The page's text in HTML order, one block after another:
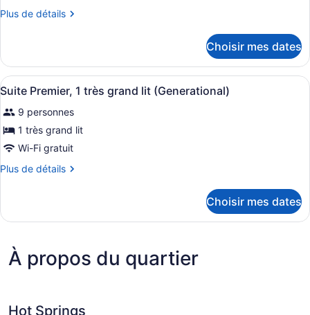
de
Plusieurs
lits
(Generational)
Plus de détails
Plus
Suite,
Plusieurs
lits
Choisir mes dates
Afficher
toutes
les
photos
pour
ce
type
chambre :
Suite
lit
Un lit bien fait, avec du linge de
11
Suite Premier, 1 très grand lit (Generational)
9 personnes
1 très grand lit
Wi-Fi gratuit
Plus de détails
Plus
Suite
très
grand
Choisir mes dates
À propos du quartier
Hot Springs